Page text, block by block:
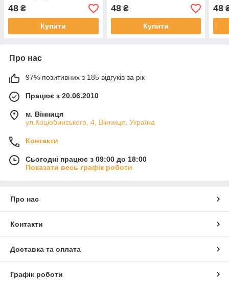
48 ₴
Купити
48₴
Купити
48
Про нас
97% позитивних з 185 відгуків за рік
Працює з 20.06.2010
м. Вінниця
ул.Коцюбинського, 4, Вінниця, Україна
Контакти
Сьогодні працює з 09:00 до 18:00
Показати весь графік роботи
Про нас
Контакти
Доставка та оплата
Графік роботи